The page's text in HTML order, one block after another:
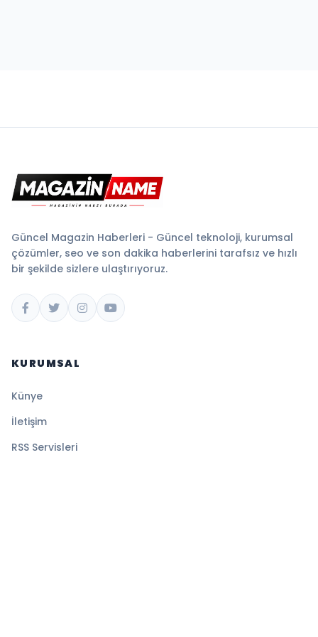
Güncel Magazin Haberleri - Güncel teknoloji, kurumsal
çözümler, seo ve son dakika haberlerini tarafsız ve hızlı
bir şekilde sizlere ulaştırıyoruz.
KURUMSAL
Künye
İletişim
RSS Servisleri